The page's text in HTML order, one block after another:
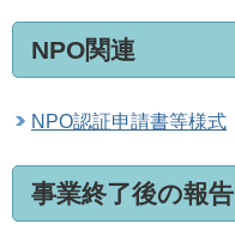
NPO関連
NPO認証申請書等様式
事業終了後の報告